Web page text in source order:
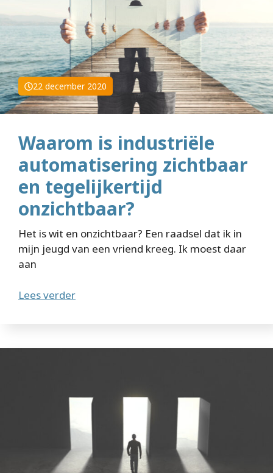
22 december 2020
Waarom is industriële
automatisering zichtbaar
en tegelijkertijd
onzichtbaar?
Het is wit en onzichtbaar? Een raadsel dat ik in
mijn jeugd van een vriend kreeg. Ik moest daar
aan
Lees verder